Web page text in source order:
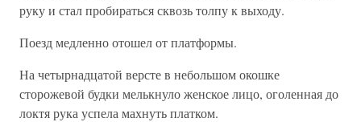
руку и стал пробираться сквозь толпу к выходу.
Поезд медленно отошел от платформы.
На четырнадцатой версте в небольшом окошке
сторожевой будки мелькнуло женское лицо, оголенная до
локтя рука успела махнуть платком.